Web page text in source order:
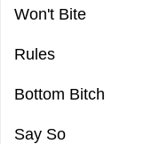
Won't Bite
Rules
Bottom Bitch
Say So